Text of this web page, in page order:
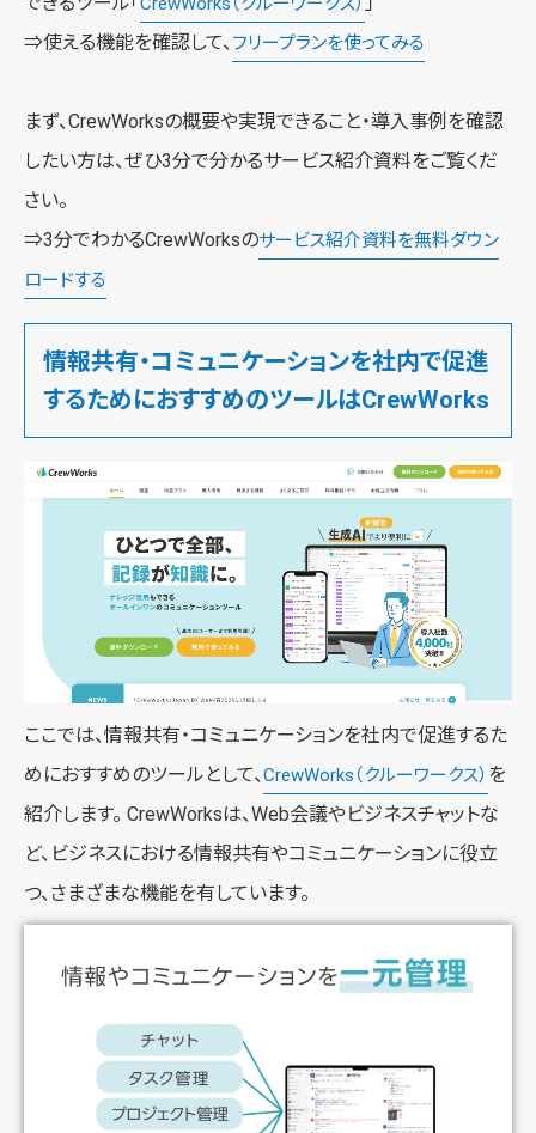
⇒使える機能を確認して、フリープランを使ってみる
まず、CrewWorksの概要や実現できること・導入事例を確認
したい方は、ぜひ3分で分かるサービス紹介資料をご覧くだ
さい。
⇒3分でわかるCrewWorksのサービス紹介資料を無料ダウン
ロードする
情報共有・コミュニケーションを社内で促進
するためにおすすめのツールはCrewWorks
ここでは、情報共有・コミュニケーションを社内で促進するた
めにおすすめのツールとして、CrewWorks（クルーワークス） を
紹介します。 CrewWorksは、Web会議やビジネスチャットな
ど、ビジネスにおける情報共有やコミュニケーションに役立
つ、さまざまな機能を有しています。